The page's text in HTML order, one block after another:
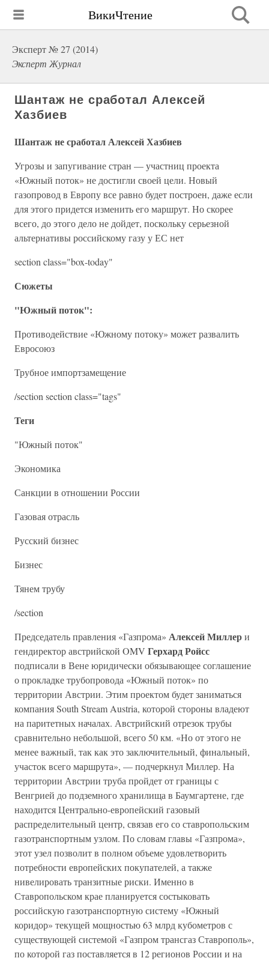
ВикиЧтение
Эксперт № 27 (2014)
Эксперт Журнал
Шантаж не сработал Алексей
Хазбиев
Шантаж не сработал Алексей Хазбиев
Угрозы и запугивание стран — участниц проекта
«Южный поток» не достигли своей цели. Новый
газопровод в Европу все равно будет построен, даже если
для этого придется изменить его маршрут. Но скорее
всего, до этого дело не дойдет, поскольку серьезной
альтернативы российскому газу у ЕС нет
section class="box-today"
Сюжеты
"Южный поток":
Противодействие «Южному потоку» может развалить
Евросоюз
Трубное импортзамещение
/section section class="tags"
Теги
"Южный поток"
Экономика
Санкции в отношении России
Газовая отрасль
Русский бизнес
Бизнес
Тянем трубу
/section
Председатель правления «Газпрома» Алексей Миллери
гендиректор австрийской OMV Герхард Ройсс
подписали в Вене юридически обязывающее соглашение
о прокладке трубопровода «Южный поток» по
территории Австрии. Этим проектом будет заниматься
компания South Stream Austria, которой стороны владеют
на паритетных началах. Австрийский отрезок трубы
сравнительно небольшой, всего 50 км. «Но от этого не
менее важный, так как это заключительный, финальный,
участок всего маршрута», — подчеркнул Миллер. На
территории Австрии труба пройдет от границы с
Венгрией до подземного хранилища в Баумгартене, где
находится Центрально-европейский газовый
распределительный центр, связав его со ставропольским
газотранспортным узлом. По словам главы «Газпрома»,
этот узел позволит в полном объеме удовлетворить
потребности европейских покупателей, а также
нивелировать транзитные риски. Именно в
Ставропольском крае планируется состыковать
российскую газотранспортную систему «Южный
коридор» текущей мощностью 63 млрд кубометров с
существующей системой «Газпром трансгаз Ставрополь»,
по которой газ поставляется в 12 регионов России и на